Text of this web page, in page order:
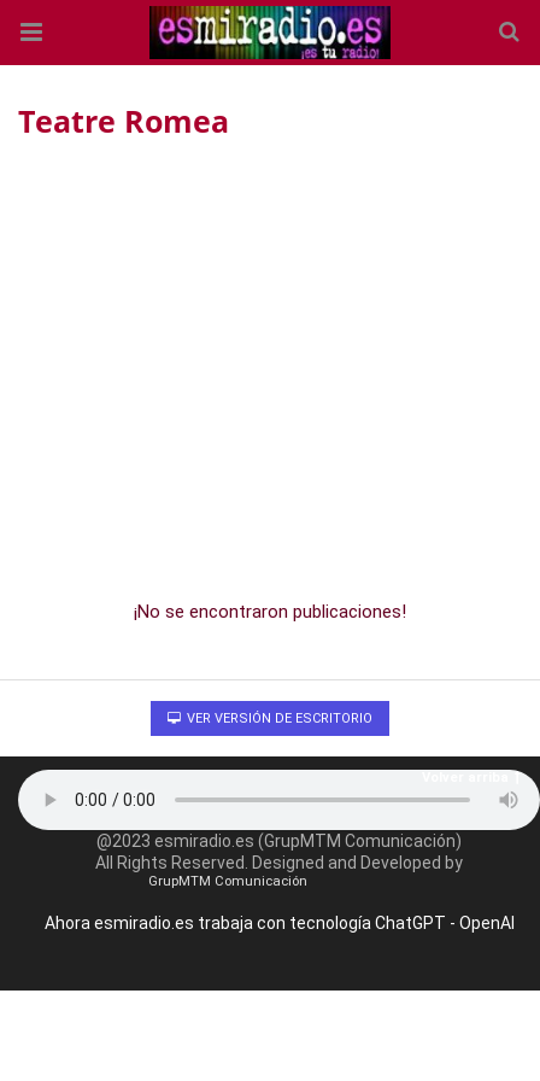
Teatre Romea
¡No se encontraron publicaciones!
VER VERSIÓN DE ESCRITORIO
@2023 esmiradio.es (GrupMTM Comunicación)
All Rights Reserved. Designed and Developed by
GrupMTM Comunicación
Ahora esmiradio.es trabaja con tecnología ChatGPT - OpenAI